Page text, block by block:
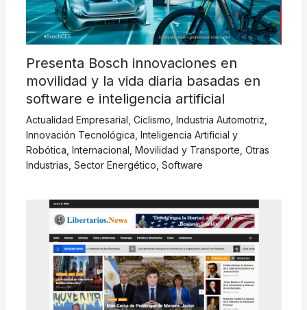
Presenta Bosch innovaciones en
movilidad y la vida diaria basadas en
software e inteligencia artificial
Actualidad Empresarial Ciclismo Industria Automotriz
Innovación Tecnológica Inteligencia Artificial y
Robótica Internacional Movilidad y Transporte Otras
Industrias Sector Energético Software